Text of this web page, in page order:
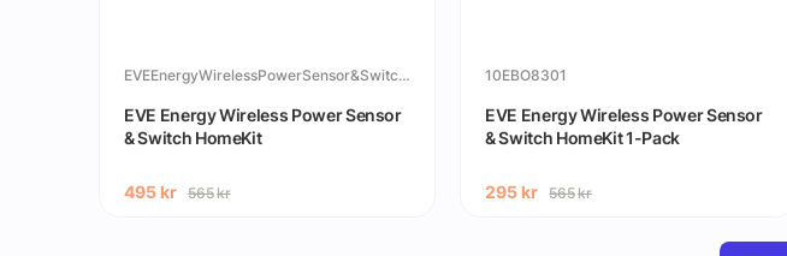
EVEEnergyWirelessPowerSensor&SwitchHomeKit
EVE Energy Wireless Power Sensor
& Switch HomeKit
495 kr 565kr
10EBO8301
EVE Energy Wireless Power Sensor
& Switch HomeKit 1-Pack
295 kr 565kr